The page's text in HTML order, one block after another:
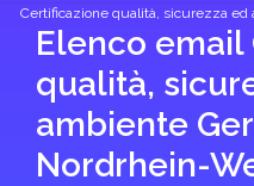
Certificazione qualità, sicurezza ed
Elenco
qualità,
ambiente
Nordrhein-